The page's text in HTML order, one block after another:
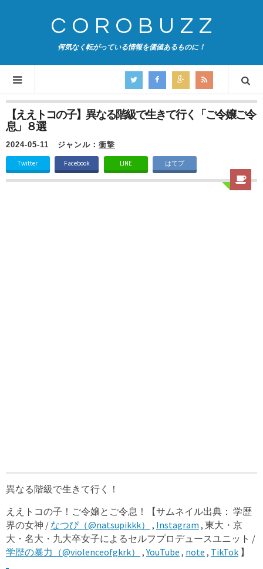
COROBUZZ
何気なく転がっている情報を価値あるものに！
【ええトコの子】異なる階級で生きて行く「ご令嬢ご令
息」８選
2024-05-11 ジャンル： 衝撃
Twitter Facebook LINE はてブ
異なる階級で生きて行く！
ええトコの子！ご令嬢とご令息！【サムネイル出典： 学歴
界の女神 / なつぴ（@natsupikkk） , Instagram , 東大・京
大・名大・九大卒女子によるセルフプロデュースユニット /
学歴の暴力（@violenceofgkrk）
,YouTube , note , TikTok 】